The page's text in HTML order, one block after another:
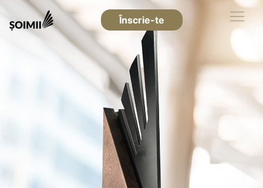
Înscrie-te